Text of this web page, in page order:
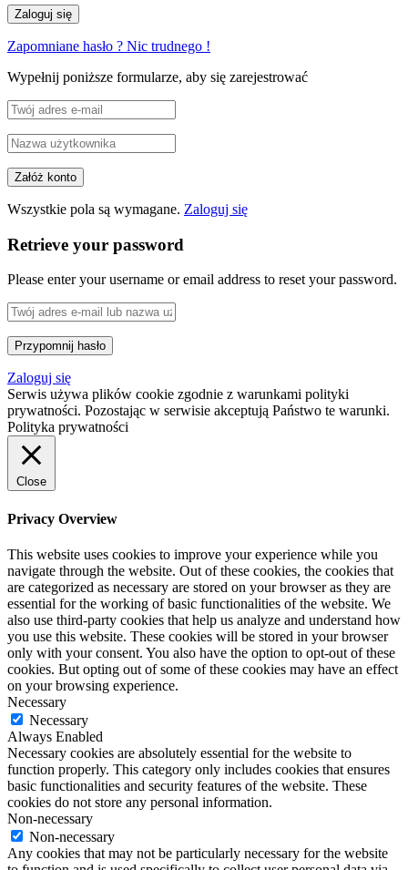
Zapomniane hasło ? Nic trudnego !
Wypełnij poniższe formularze, aby się zarejestrować
Wszystkie pola są wymagane. Zaloguj się
Retrieve your password
Please enter your username or email address to reset your password.
Zaloguj się
Serwis używa plików cookie zgodnie z warunkami polityki
prywatności. Pozostając w serwisie akceptują Państwo te warunki.
Polityka prywatności
Close
Privacy Overview
This website uses cookies to improve your experience while you
navigate through the website. Out of these cookies, the cookies that
are categorized as necessary are stored on your browser as they are
essential for the working of basic functionalities of the website. We
also use third-party cookies that help us analyze and understand how
you use this website. These cookies will be stored in your browser
only with your consent. You also have the option to opt-out of these
cookies. But opting out of some of these cookies may have an effect
on your browsing experience.
Necessary
Necessary
Always Enabled
Necessary cookies are absolutely essential for the website to
function properly. This category only includes cookies that ensures
basic functionalities and security features of the website. These
cookies do not store any personal information.
Non-necessary
Non-necessary
Any cookies that may not be particularly necessary for the website